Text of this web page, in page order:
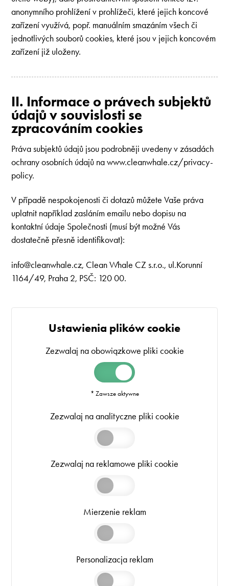
anonymního prohlížení v prohlížeči, které jejich koncové
zařízení využívá, popř. manuálním smazáním všech či
jednotlivých souborů cookies, které jsou v jejich koncovém
zařízení již uloženy.
II. Informace o právech subjektů
údajů v souvislosti se
zpracováním cookies
Práva subjektů údajů jsou podrobněji uvedeny v zásadách
ochrany osobních údajů na www.cleanwhale.cz/privacy-
policy.
V případě nespokojenosti či dotazů můžete Vaše práva
uplatnit například zasláním emailu nebo dopisu na
kontaktní údaje Společnosti (musí být možné Vás
dostatečně přesně identifikovat):
info@cleanwhale.cz, Clean Whale CZ s.r.o., ul.Korunní
1164/49, Praha 2, PSČ: 120 00.
Ustawienia plików cookie
Zezwalaj na obowiązkowe pliki cookie
* Zawsze aktywne
Zezwalaj na analityczne pliki cookie
Zezwalaj na reklamowe pliki cookie
Mierzenie reklam
Personalizacja reklam